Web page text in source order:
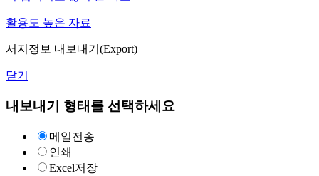
활용도 높은 자료
서지정보 내보내기(Export)
닫기
내보내기 형태를 선택하세요
메일전송
인쇄
Excel저장